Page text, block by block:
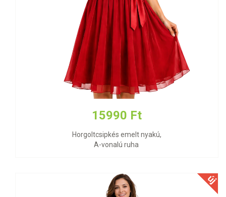
15990 Ft
Horgoltcsipkés emelt nyakú,
A-vonalú ruha